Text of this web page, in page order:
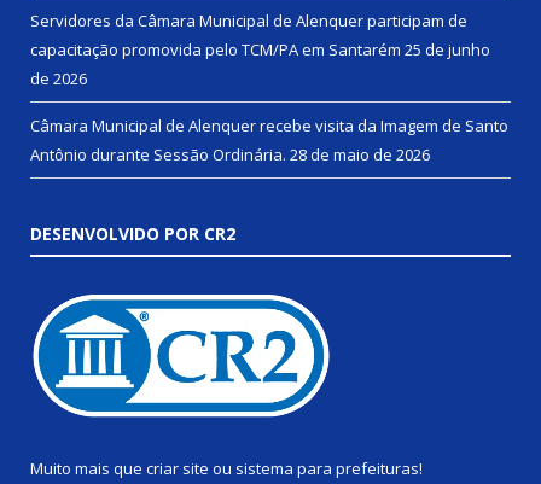
Servidores da Câmara Municipal de Alenquer participam de
capacitação promovida pelo TCM/PA em Santarém 25 de junho
de 2026
Câmara Municipal de Alenquer recebe visita da Imagem de Santo
Antônio durante Sessão Ordinária. 28 de maio de 2026
DESENVOLVIDO POR CR2
Muito mais que criar site ou sistema para prefeituras!